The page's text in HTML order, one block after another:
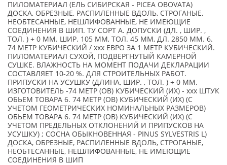
ПИЛОМАТЕРИАЛ (ЕЛЬ СИБИРСКАЯ - PICEA OBOVATA)
ДОСКА, ОБРЕЗНЫЕ, РАСПИЛЕННЫЕ ВДОЛЬ, СТРОГАНЫЕ,
НЕОБТЕСАННЫЕ, НЕШЛИФОВАННЫЕ, НЕ ИМЕЮЩИЕ
СОЕДИНЕНИЯ В ШИП. ТУ СОРТ А. ДОПУСКИ (ДЛ. , ШИР. ,
ТОЛ. ) + 0 ММ. ШИР. 105 ММ, ТОЛ. 45 ММ, ДЛ. 2850 ММ. 6.
74 МЕТР КУБИЧЕСКИЙ / xxx ЕВРО ЗА 1 МЕТР КУБИЧЕСКИЙ.
ПИЛОМАТЕРИАЛ СУХОЙ, ПОДВЕРГНУТЫЙ КАМЕРНОЙ
СУШКЕ. ВЛАЖНОСТЬ НА МОМЕНТ ПОДАЧИ ДЕКЛАРАЦИИ
СОСТАВЛЯЕТ 10-20 %. ДЛЯ СТРОИТЕЛЬНЫХ РАБОТ.
ПРИПУСКИ НА УСУШКУ (ДЛИНА, ШИР. , ТОЛ. ) + 0 ММ.
ИЗГОТОВИТЕЛЬ -74 МЕТР (ОВ) КУБИЧЕСКИЙ (ИХ) - xxx ШТУК
ОБЬЕМ ТОВАРА 6. 74 МЕТР (ОВ) КУБИЧЕСКИЙ (ИХ) (С
УЧЕТОМ ГЕОМЕТРИЧЕСКИХ НОМИНАЛЬНЫХ РАЗМЕРОВ)
ОБЬЕМ ТОВАРА 6. 74 МЕТР (ОВ) КУБИЧЕСКИЙ (ИХ) (С
УЧЕТОМ ПРЕДЕЛЬНЫХ ОТКЛОНЕНИЙ И ПРИПУСКОВ НА
УСУШКУ) ; СОСНА ОБЫКНОВЕННАЯ - PINUS SYLVESTRIS L)
ДОСКА, ОБРЕЗНЫЕ, РАСПИЛЕННЫЕ ВДОЛЬ, СТРОГАНЫЕ,
НЕОБТЕСАННЫЕ, НЕШЛИФОВАННЫЕ, НЕ ИМЕЮЩИЕ
СОЕДИНЕНИЯ В ШИП